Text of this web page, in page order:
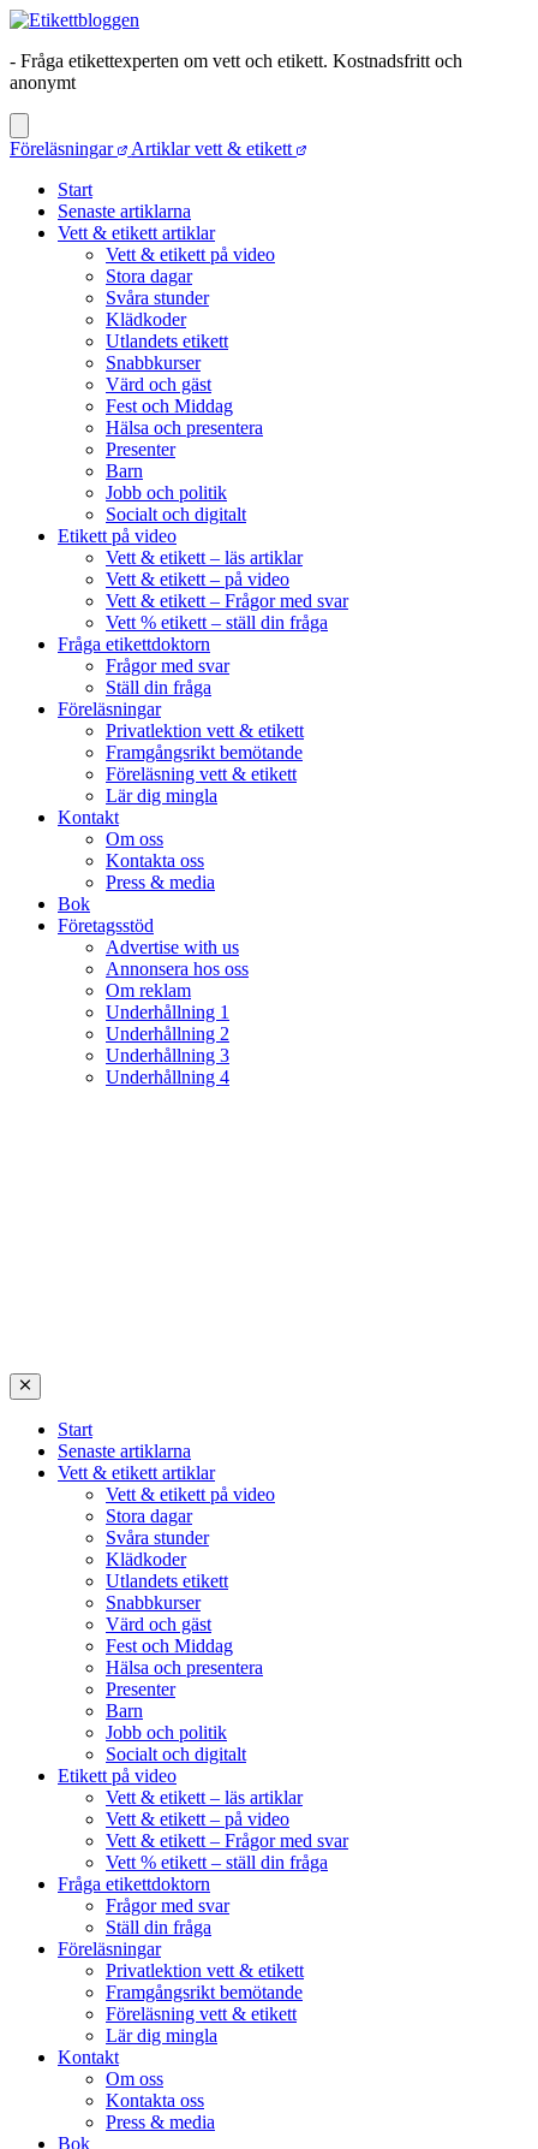
- Fråga etikettexperten om vett och etikett. Kostnadsfritt och
anonymt
Föreläsningar
Artiklar vett & etikett
Start
Senaste artiklarna
Vett & etikett artiklar
Vett & etikett på video
Stora dagar
Svåra stunder
Klädkoder
Utlandets etikett
Snabbkurser
Värd och gäst
Fest och Middag
Hälsa och presentera
Presenter
Barn
Jobb och politik
Socialt och digitalt
Etikett på video
Vett & etikett – läs artiklar
Vett & etikett – på video
Vett & etikett – Frågor med svar
Vett % etikett – ställ din fråga
Fråga etikettdoktorn
Frågor med svar
Ställ din fråga
Föreläsningar
Privatlektion vett & etikett
Framgångsrikt bemötande
Föreläsning vett & etikett
Lär dig mingla
Kontakt
Om oss
Kontakta oss
Press & media
Bok
Företagsstöd
Advertise with us
Annonsera hos oss
Om reklam
Underhållning 1
Underhållning 2
Underhållning 3
Underhållning 4
Start
Senaste artiklarna
Vett & etikett artiklar
Vett & etikett på video
Stora dagar
Svåra stunder
Klädkoder
Utlandets etikett
Snabbkurser
Värd och gäst
Fest och Middag
Hälsa och presentera
Presenter
Barn
Jobb och politik
Socialt och digitalt
Etikett på video
Vett & etikett – läs artiklar
Vett & etikett – på video
Vett & etikett – Frågor med svar
Vett % etikett – ställ din fråga
Fråga etikettdoktorn
Frågor med svar
Ställ din fråga
Föreläsningar
Privatlektion vett & etikett
Framgångsrikt bemötande
Föreläsning vett & etikett
Lär dig mingla
Kontakt
Om oss
Kontakta oss
Press & media
Bok